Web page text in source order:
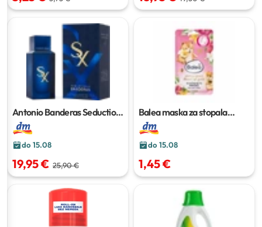
Antonio Banderas Seduction
X Man
do 15.08
19,95 € 25,90 €
Balea maska za stopala
Heart of gold
do 15.08
1,45 €